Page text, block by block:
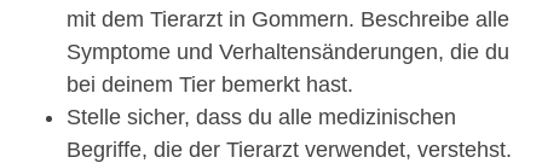
mit dem Tierarzt in Gommern. Beschreibe alle
Symptome und Verhaltensänderungen, die du
bei deinem Tier bemerkt hast.
Stelle sicher, dass du alle medizinischen
Begriffe, die der Tierarzt verwendet, verstehst.